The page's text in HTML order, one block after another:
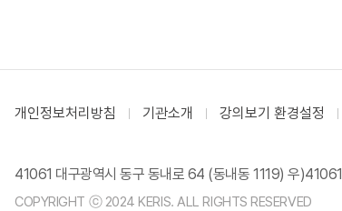
개인정보처리방침 기관소개 강의보기 환경설정
41061 대구광역시 동구 동내로 64 (동내동 1119) 우)41061
COPYRIGHT ⓒ 2024 KERIS. ALL RIGHTS RESERVED